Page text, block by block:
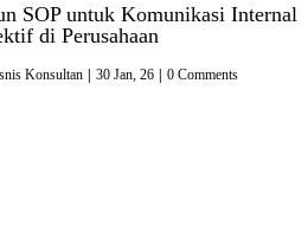
SOP untuk Komunikasi Internal
di Perusahaan
Konsultan | 30 Jan, 26 | 0 Comments